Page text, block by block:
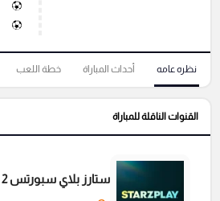
نظره عامه أحداث المباراة خطة اللعب
القنوات الناقلة للمباراة
ستارز بلاي سبورتس 2